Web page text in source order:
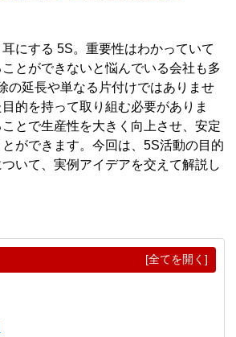
にする 5S。重要性はわかっていて
とができないと悩んでいる会社も多
の延長や単なる片付けではありませ
的を持って取り組む必要がありま
とで生産性を大きく向上させ、安定
ができます。今回は、5S活動の目的
いて、実例アイデアを交えて解説し
[全てを開く]